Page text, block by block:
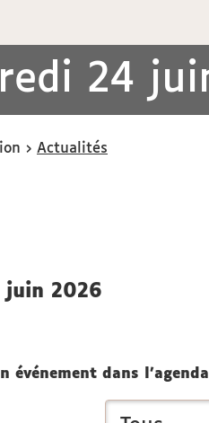
24
Actualités
juin 2026
événement dans l'agenda